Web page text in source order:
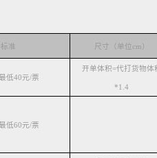
标准 尺寸（单位cm）
低40元/票
开单体积=代打货物体
*1.4
低60元/票